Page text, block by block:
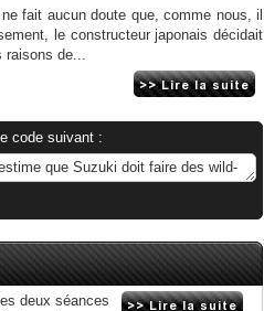
fait aucun doute que, comme nous, il
le constructeur japonais décidait
raisons de...
code suivant :
deux séances